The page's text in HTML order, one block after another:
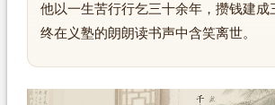
他以一生苦行行乞三十余年，攒钱建成
终在义塾的朗朗读书声中含笑离世。